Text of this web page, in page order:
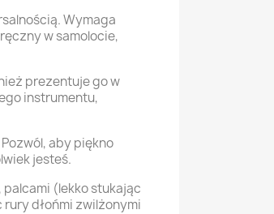
Wymaga
w samolocie,
prezentuje go w
instrumentu,
aby piękno
jesteś.
(lekko stukając
dłońmi zwilżonymi